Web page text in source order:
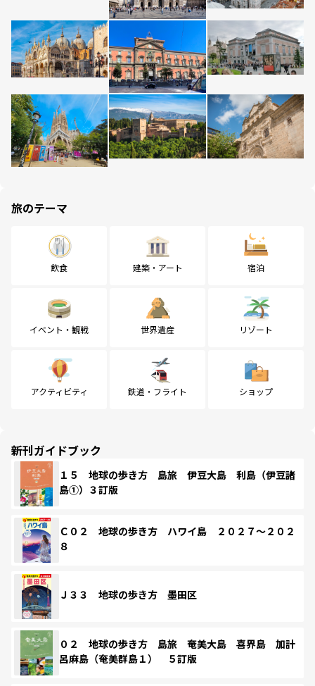
旅のテーマ
飲食 建築・アート 宿泊
イベント・観戦 世界遺産 リゾート
アクティビティ 鉄道・フライト ショップ
新刊ガイドブック
１５ 地球の歩き方 島旅 伊豆大島 利島（伊豆諸
島①）３訂版
Ｃ０２ 地球の歩き方 ハワイ島 ２０２７～２０２
８
Ｊ３３ 地球の歩き方 墨田区
０２ 地球の歩き方 島旅 奄美大島 喜界島 加計
呂麻島（奄美群島１） ５訂版